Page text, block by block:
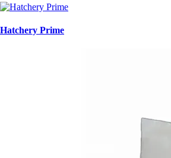
Hatchery Prime